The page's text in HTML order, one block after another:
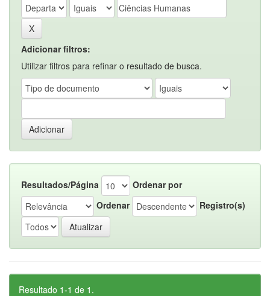
Adicionar filtros:
Utilizar filtros para refinar o resultado de busca.
Resultados/Página
Ordenar por
Ordenar
Registro(s)
Resultado 1-1 de 1.